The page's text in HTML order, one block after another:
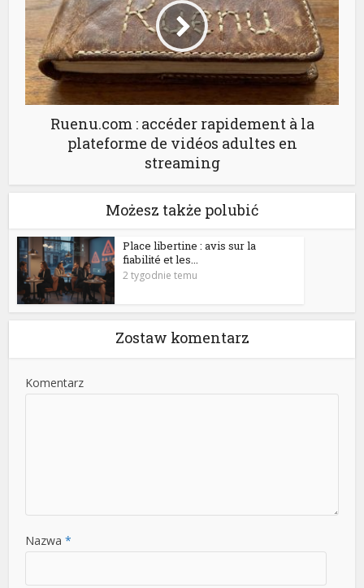
Ruenu.com : accéder rapidement à la
plateforme de vidéos adultes en
streaming
Możesz także polubić
Place libertine : avis sur la
fiabilité et les...
2 tygodnie temu
Zostaw komentarz
Komentarz
Nazwa*